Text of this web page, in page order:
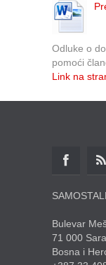
Odluke o
pomoći
Link na
Bulevar
71 000
Bosna i